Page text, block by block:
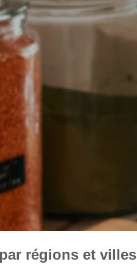
régions et villes